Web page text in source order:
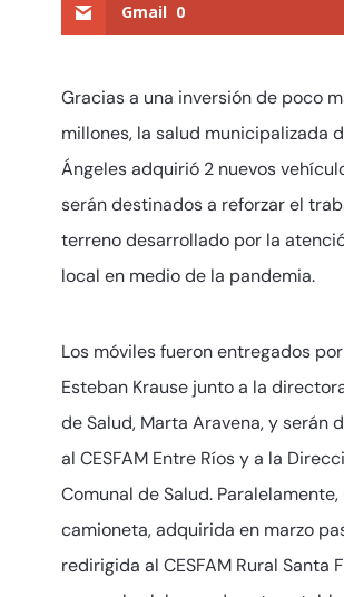
Gmail 0
Gracias a una inversión de poco
millones, la salud municipalizada
Ángeles adquirió 2 nuevos
serán destinados a reforzar el
terreno desarrollado por la
local en medio de la pandemia.
Los móviles fueron entregados
Esteban Krause junto a la
de Salud, Marta Aravena, y serán
al CESFAM Entre Ríos y a la
Comunal de Salud.
camioneta, adquirida en marzo
redirigida al CESFAM Rural Santa